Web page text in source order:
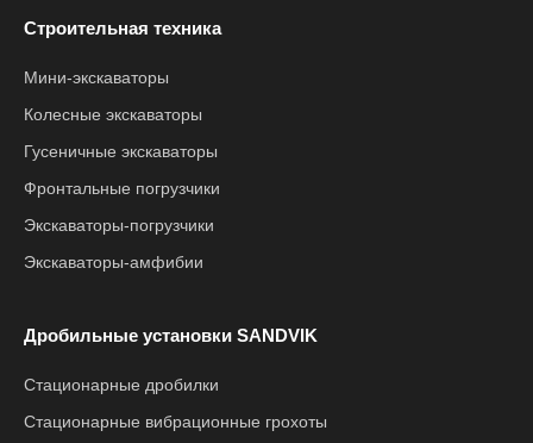
Строительная техника
Мини-экскаваторы
Колесные экскаваторы
Гусеничные экскаваторы
Фронтальные погрузчики
Экскаваторы-погрузчики
Экскаваторы-амфибии
Дробильные установки SANDVIK
Стационарные дробилки
Стационарные вибрационные грохоты